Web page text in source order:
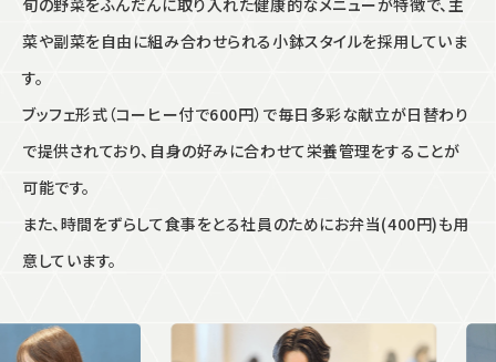
旬の野菜をふんだんに取り入れた健康的なメニューが特徴で、主
菜や副菜を自由に組み合わせられる小鉢スタイルを採用していま
す。
ブッフェ形式（コーヒー付で600円）で毎日多彩な献立が日替わり
で提供されており、自身の好みに合わせて栄養管理をすることが
可能です。
また、時間をずらして食事をとる社員のためにお弁当(400円)も用
意しています。